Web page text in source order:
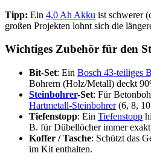
Tipp: Ein 4,0 Ah Akku ist schwerer
großen Projekten lohnt sich die
Wichtiges Zubehör für den
Bit-Set: Ein Bosch 43-teiliges
Bohrern (Holz/Metall) deckt
Steinbohrer-Set: Für
Hartmetall-Steinbohrer(6, 8,
Tiefenstopp: Ein Tiefenstopp
B. für Dübellöcher immer
Koffer / Tasche: Schützt das
im Kit enthalten.